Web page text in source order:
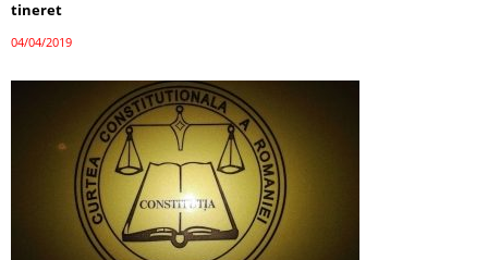
tineret
04/04/2019